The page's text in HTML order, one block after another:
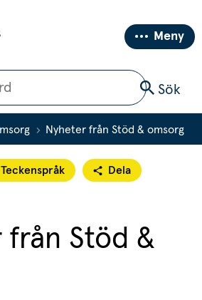
Meny
Sök
Nyheter från Stöd & omsorg
Teckenspråk Dela
från Stöd &